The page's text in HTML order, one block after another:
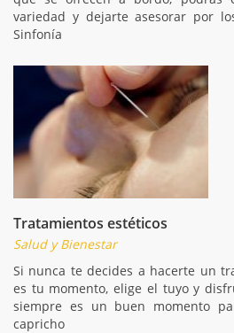
variedad y dejarte asesorar por
Sinfonía
Tratamientos estéticos
Salud y Bienestar
Si nunca te decides a hacerte un
es tu momento, elige el tuyo y
siempre es un buen momento
capricho